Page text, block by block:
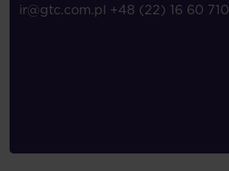
ir@gtc.com.pl +48 (22) 16 60 710